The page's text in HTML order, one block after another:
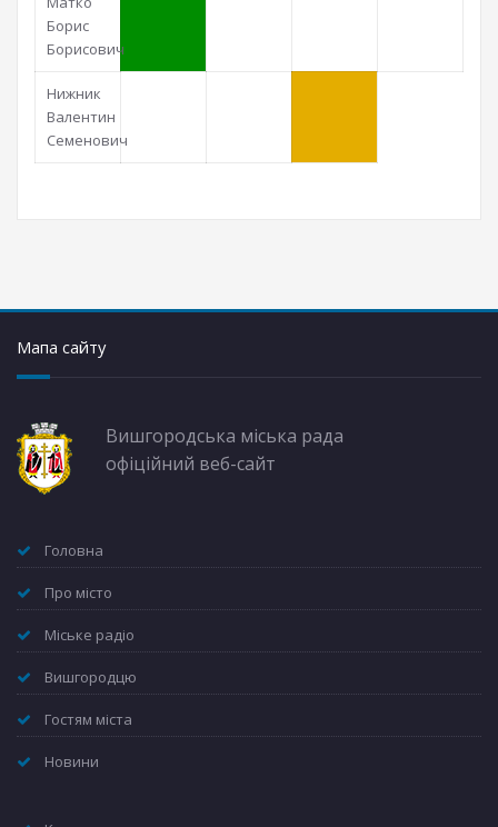
Борис
Борисович
Нижник
Валентин
Семенович
Мапа сайту
Вишгородська міська рада
офіційний веб-сайт
Головна
Про місто
Міське радіо
Вишгородцю
Гостям міста
Новини